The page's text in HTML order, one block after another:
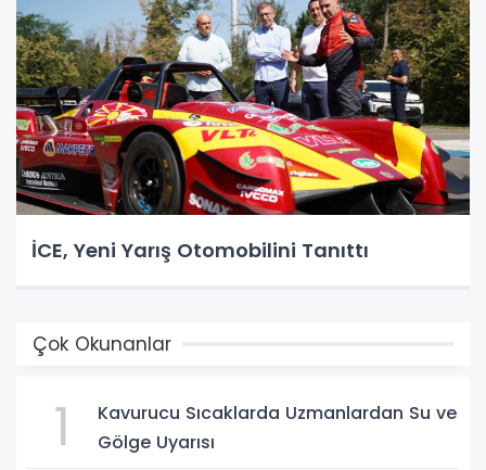
İCE, Yeni Yarış Otomobilini Tanıttı
Çok Okunanlar
1
Kavurucu Sıcaklarda Uzmanlardan Su ve
Gölge Uyarısı